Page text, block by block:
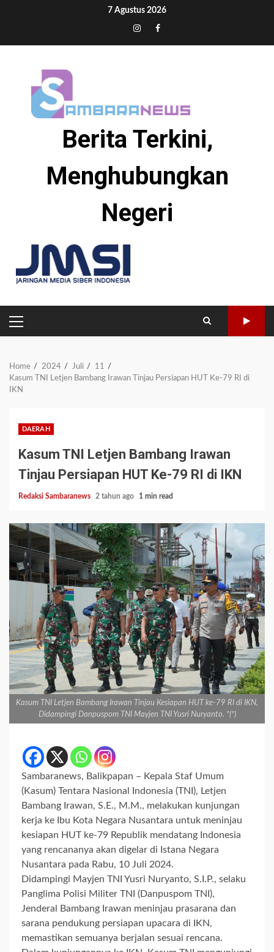
7 Agustus 2026
Tiktok
InstagramFacebook
Berita Terkini,
Menghubungkan
Negeri
PRIMARY
MENU
Home 2024 Juli
11
Kasum TNI Letjen Bambang Irawan Tinjau Persiapan HUT Ke-79 RI di
IKN
DAERAH
Kasum TNI Letjen Bambang Irawan
Tinjau Persiapan HUT Ke-79 RI di IKN
Redaksi Sambaranews 2 tahun ago 1 min read
Kasum TNI Letjen Bambang Irawan Tinjau Kesiapan HUT ke-79 RI di IKN,
Didampingi Danpuspom TNI Mayjen TNI Yusri Nuryanto. *(*)
Sambaranews, Balikpapan – Kepala Staf Umum
(Kasum) Tentara Nasional Indonesia (TNI), Letjen
Bambang Irawan, S.E., M.M., melakukan kunjungan
kerja ke Ibu Kota Negara Nusantara untuk meninjau
kesiapan HUT ke-79 Republik mendatang Indonesia
yang rencananya akan digelar di Istana Negara
Nusantara pada Rabu, 10 Juli 2024.
Didampingi Mayjen TNI Yusri Nuryanto, S.I.P., selaku
Panglima Polisi Militer TNI (Danpuspom TNI),
Jenderal Bambang Irawan meninjau prasarana dan
sarana pendukung persiapan upacara di IKN,
memastikan semuanya berjalan sesuai rencana.